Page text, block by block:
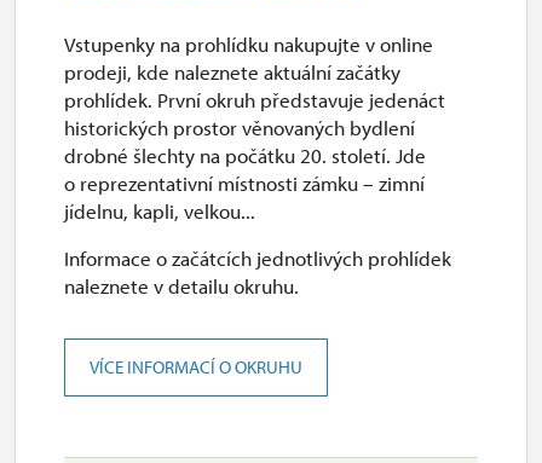
Vstupenky na prohlídku nakupujte v online
prodeji, kde naleznete aktuální začátky
prohlídek. První okruh představuje jedenáct
historických prostor věnovaných bydlení
drobné šlechty na počátku 20. století. Jde
o reprezentativní místnosti zámku – zimní
jídelnu, kapli, velkou...
Informace o začátcích jednotlivých prohlídek
naleznete v detailu okruhu.
VÍCE INFORMACÍ O OKRUHU